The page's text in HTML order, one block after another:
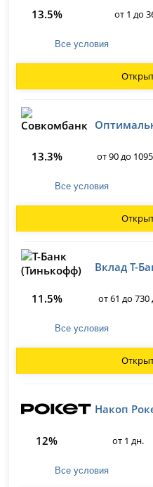
13.5% от 1 до
Все условия
13.3% от 90 до
Все условия
Вклад Т-
11.5% от 61 до 730
Все условия
Накоп
12% от 1 дн.
Все условия